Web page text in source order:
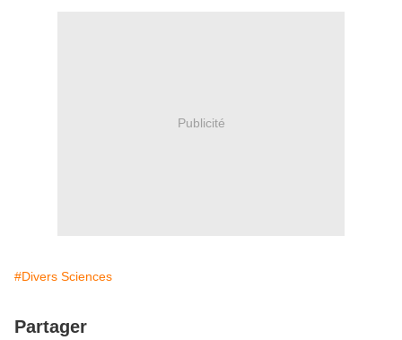
Publicité
#Divers Sciences
Partager